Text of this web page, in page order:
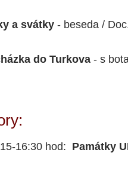
a svátky - beseda /
do Turkova - s
16:30 hod: Památky